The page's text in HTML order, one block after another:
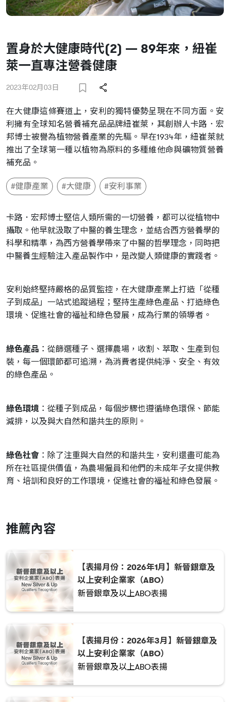
置身於大健康時代(2) — 89年來，紐崔
萊一直專注營養健康
2023年02月03日
在大健康這條賽道上，安利的獨特優勢呈現在不同方面。安
利擁有全球知名營養補充品品牌紐崔萊，其創辦人卡路．宏
邦博士被譽為植物營養產業的先驅。早在1934年，紐崔萊就
推出了全球第一種以植物為原料的多種維他命與礦物質營養
補充品。
#健康產業 #大健康 #安利事業
卡路．宏邦博士堅信人類所需的一切營養，都可以從植物中
攝取。他早就汲取了中醫的養生理念，並結合西方營養學的
科學和精準，為西方營養學帶來了中醫的哲學理念，同時把
中醫養生經驗注入產品製作中，是改變人類健康的實踐者。
安利始終堅持嚴格的品質監控，在大健康產業上打造「從種
子到成品」一站式追蹤過程；堅持生產綠色產品、打造綠色
環境、促進社會的福祉和綠色發展，成為行業的領導者。
綠色產品 ：從篩選種子、選擇農場，收割、萃取、生產到包
裝，每一個環節都可追溯，為消費者提供純淨、安全、有效
的綠色產品。
綠色環境 ：從種子到成品，每個步驟也遵循綠色環保、節能
減排，以及與大自然和諧共生的原則。
綠色社會 ：除了注重與大自然的和諧共生，安利還盡可能為
所在社區提供價值，為農場僱員和他們的未成年子女提供教
育、培訓和良好的工作環境，促進社會的福祉和綠色發展。
推薦內容
【表揚月份：2026年1月】新晉銀章及
以上安利企業家（ABO）
新晉銀章及以上ABO表揚
【表揚月份：2026年3月】新晉銀章及
以上安利企業家（ABO）
新晉銀章及以上ABO表揚